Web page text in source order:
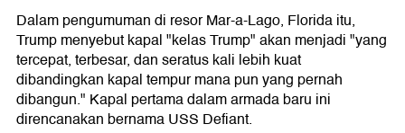
Dalam pengumuman di resor Mar-a-Lago, Florida itu,
Trump menyebut kapal "kelas Trump" akan menjadi "yang
tercepat, terbesar, dan seratus kali lebih kuat
dibandingkan kapal tempur mana pun yang pernah
dibangun." Kapal pertama dalam armada baru ini
direncanakan bernama USS Defiant.